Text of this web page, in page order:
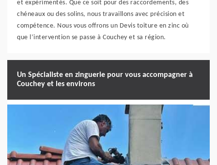
et expérimentés. Que ce soit pour des raccordements, des
chéneaux ou des solins, nous travaillons avec précision et
compétence. Nous vous offrons un Devis toiture en zinc où
que l’intervention se passe à Couchey et sa région.
Un Spécialiste en zinguerie pour vous accompagner à
Couchey et les environs